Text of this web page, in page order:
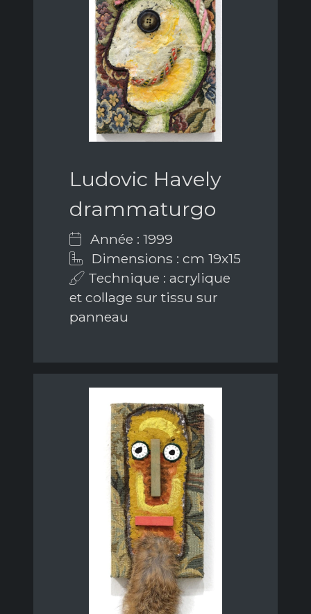
Ludovic Havely
drammaturgo
Année : 1999
Dimensions : cm 19x15
Technique : acrylique
et collage sur tissu sur
panneau